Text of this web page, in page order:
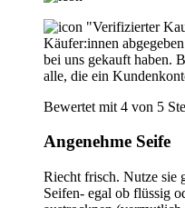
"Verifizierter
Käufer:innen
bei uns gekauft haben.
alle, die ein
Bewertet mit 4 von 5
Angenehme Seife
Riecht frisch. Nutze sie
Seifen- egal ob flüssig